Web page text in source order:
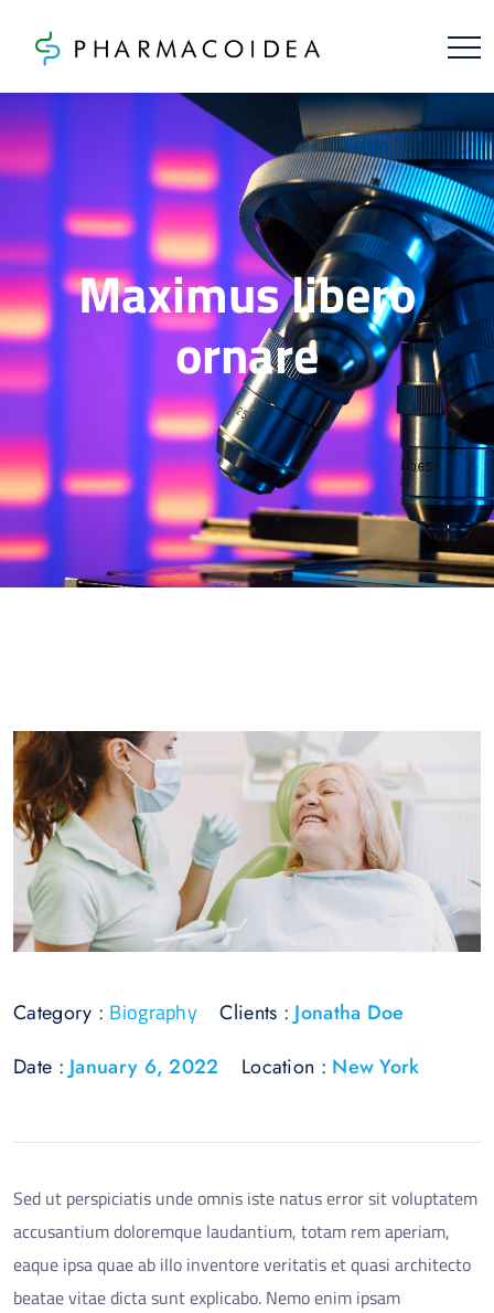
Maximus libero
ornare
Category : Biography Clients : Jonatha Doe
Date : January 6, 2022 Location : New York
Sed ut perspiciatis unde omnis iste natus error sit voluptatem
accusantium doloremque laudantium, totam rem aperiam,
eaque ipsa quae ab illo inventore veritatis et quasi architecto
beatae vitae dicta sunt explicabo. Nemo enim ipsam